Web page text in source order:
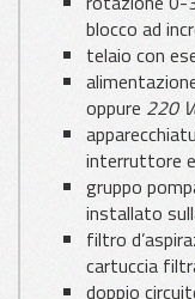
blocco ad
telaio con
oppure 220
interruttore
gruppo
installato
filtro
cartuccia
doppio